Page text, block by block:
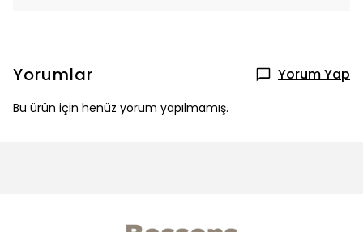
Yorumlar Yorum Yap
Bu ürün için henüz yorum yapılmamış.